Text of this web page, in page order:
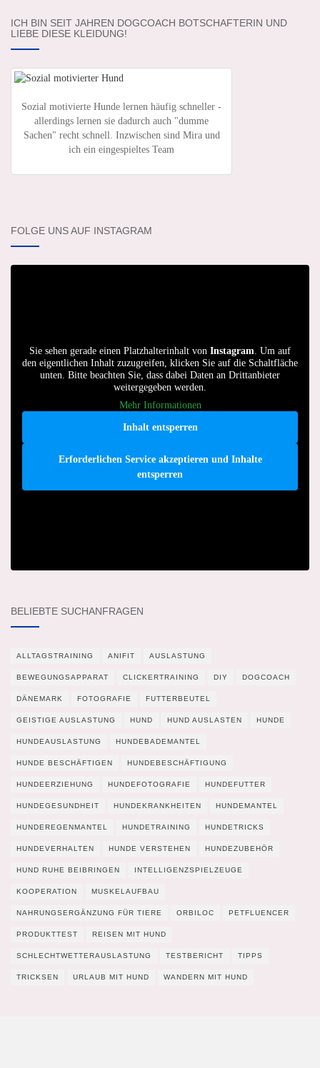
ICH BIN SEIT JAHREN DOGCOACH BOTSCHAFTERIN UND
LIEBE DIESE KLEIDUNG!
Sozial motivierte Hunde lernen häufig schneller -
allerdings lernen sie dadurch auch "dumme
Sachen" recht schnell. Inzwischen sind Mira und
ich ein eingespieltes Team
FOLGE UNS AUF INSTAGRAM
Sie sehen gerade einen Platzhalterinhalt von Instagram. Um auf
den eigentlichen Inhalt zuzugreifen, klicken Sie auf die Schaltfläche
unten. Bitte beachten Sie, dass dabei Daten an Drittanbieter
weitergegeben werden.
Mehr Informationen
Inhalt entsperren
Erforderlichen Service akzeptieren und Inhalte
entsperren
BELIEBTE SUCHANFRAGEN
ALLTAGSTRAINING ANIFIT AUSLASTUNG
BEWEGUNGSAPPARAT CLICKERTRAINING DIY DOGCOACH
DÄNEMARK FOTOGRAFIE FUTTERBEUTEL
GEISTIGE AUSLASTUNG HUND HUND AUSLASTEN HUNDE
HUNDEAUSLASTUNG HUNDEBADEMANTEL
HUNDE BESCHÄFTIGEN HUNDEBESCHÄFTIGUNG
HUNDEERZIEHUNG HUNDEFOTOGRAFIE HUNDEFUTTER
HUNDEGESUNDHEIT HUNDEKRANKHEITEN HUNDEMANTEL
HUNDEREGENMANTEL HUNDETRAINING HUNDETRICKS
HUNDEVERHALTEN HUNDE VERSTEHEN HUNDEZUBEHÖR
HUND RUHE BEIBRINGEN INTELLIGENZSPIELZEUGE
KOOPERATION MUSKELAUFBAU
NAHRUNGSERGÄNZUNG FÜR TIERE ORBILOC PETFLUENCER
PRODUKTTEST REISEN MIT HUND
SCHLECHTWETTERAUSLASTUNG TESTBERICHT TIPPS
TRICKSEN URLAUB MIT HUND WANDERN MIT HUND